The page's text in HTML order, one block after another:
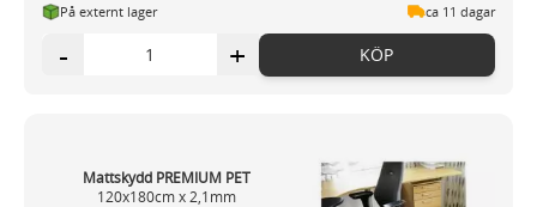
På externt lager ca 11 dagar
- + KÖP
Mattskydd PREMIUM PET
120x180cm x 2,1mm